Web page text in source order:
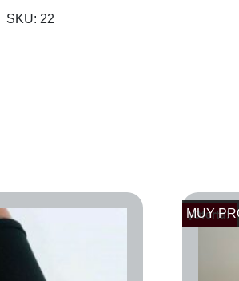
SKU: 22
MUY
¡Oferta!